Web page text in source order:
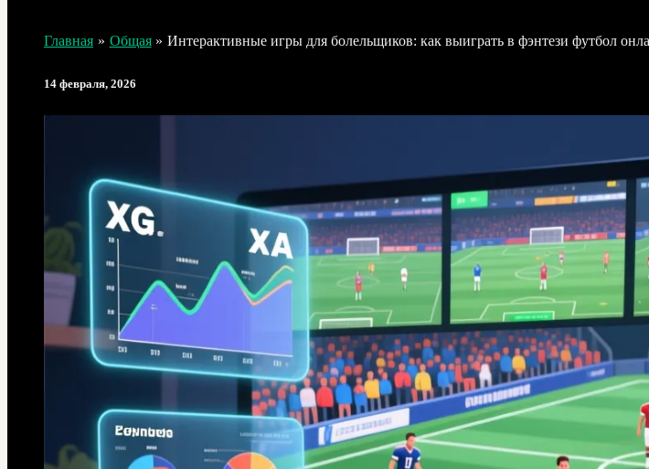
Главная Общая Интерактивные игры для болельщиков: как выиграть в фэнтези футбол
14 февраля, 2026